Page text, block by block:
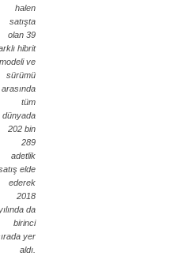
halen
satışta
olan 39
hibrit
modeli ve
sürümü
arasında
tüm
dünyada
202 bin
289
adetlik
elde
ederek
2018
da
birinci
yer
aldı.